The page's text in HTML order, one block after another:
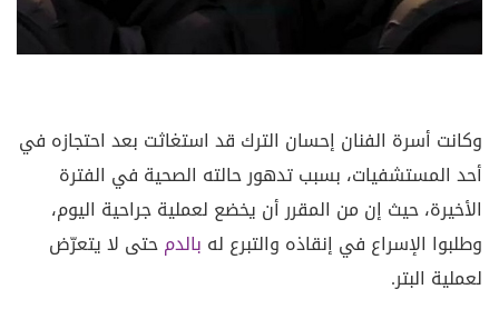
وكانت أسرة الفنان إحسان الترك قد استغاثت بعد احتجازه في
أحد المستشفيات، بسبب تدهور حالته الصحية في الفترة
الأخيرة، حيث إن من المقرر أن يخضع لعملية جراحية اليوم،
وطلبوا الإسراع في إنقاذه والتبرع له بالدمحتى لا يتعرّض
لعملية البتر.